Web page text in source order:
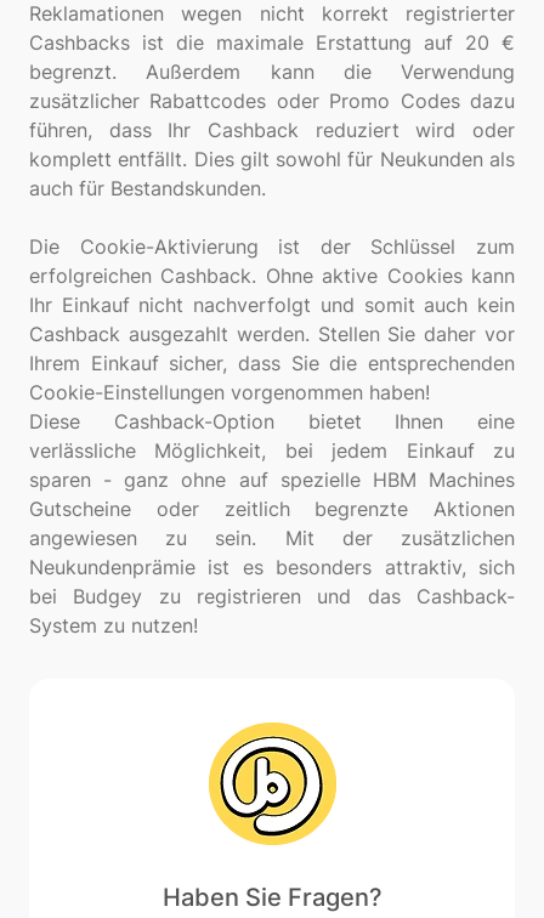
Reklamationen wegen nicht korrekt registrierter
Cashbacks ist die maximale Erstattung auf 20 €
begrenzt. Außerdem kann die Verwendung
zusätzlicher Rabattcodes oder Promo Codes dazu
führen, dass Ihr Cashback reduziert wird oder
komplett entfällt. Dies gilt sowohl für Neukunden als
auch für Bestandskunden.
Die Cookie-Aktivierung ist der Schlüssel zum
erfolgreichen Cashback. Ohne aktive Cookies kann
Ihr Einkauf nicht nachverfolgt und somit auch kein
Cashback ausgezahlt werden. Stellen Sie daher vor
Ihrem Einkauf sicher, dass Sie die entsprechenden
Cookie-Einstellungen vorgenommen haben!
Diese Cashback-Option bietet Ihnen eine
verlässliche Möglichkeit, bei jedem Einkauf zu
sparen - ganz ohne auf spezielle HBM Machines
Gutscheine oder zeitlich begrenzte Aktionen
angewiesen zu sein. Mit der zusätzlichen
Neukundenprämie ist es besonders attraktiv, sich
bei Budgey zu registrieren und das Cashback-
Haben Sie Fragen?